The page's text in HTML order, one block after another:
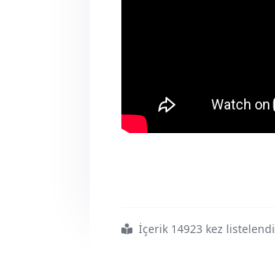
#diyanetime
#dokunma
#eylemi
#haber
#türk
#güne
#bakış1İçerik 14923 kez listelendi